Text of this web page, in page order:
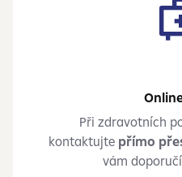
Při zdravotních
kontaktujte přímo
vám